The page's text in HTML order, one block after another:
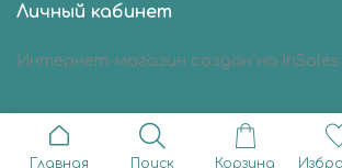
Личный кабинет
Интернет-магазин создан на InSales
Главная Поиск Корзина